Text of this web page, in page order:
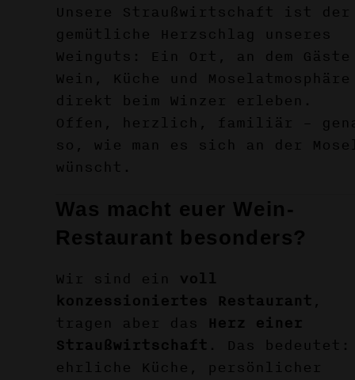
Unsere Straußwirtschaft ist der
gemütliche Herzschlag unseres
Weinguts: Ein Ort, an dem Gäste
Wein, Küche und Moselatmosphäre
direkt beim Winzer erleben.
Offen, herzlich, familiär –
so, wie man es sich an der
wünscht.
Was macht euer Wein-
Restaurant besonders?
Wir sind ein voll
konzessioniertes Restaurant ,
tragen aber das
Herz einer
Straußwirtschaft . Das bedeutet:
ehrliche Küche, persönlicher